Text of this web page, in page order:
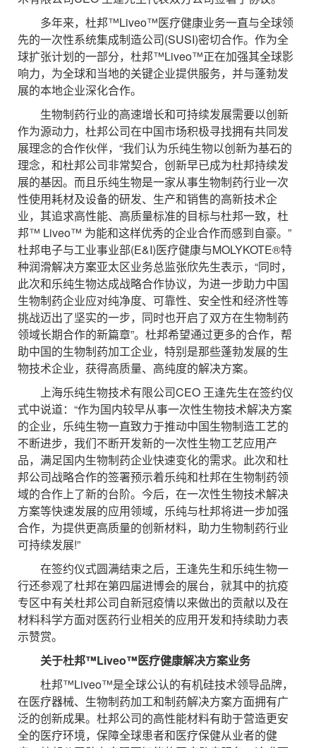
多年来，杜邦™Liveo™医疗健康业务一直与全球领
先的一次性系统集成制造公司(SUSI)密切合作。作为全
球扩张计划的一部分，杜邦™Liveo™正在加强其全球影
响力，为全球和当地的关键企业提供服务，并与蓬勃发
展的本地企业深化合作。
生物制药行业的高速增长和可持续发展需要以创新
作为源动力，杜邦公司在中国市场积极寻找拥有共同发
展理念的合作伙伴，“我们认为乐纯生物以创新为基石的
理念，和杜邦公司非常契合，创新早已成为杜邦持续发
展的基因。而且乐纯生物是一家从事生物制药行业一次
性使用耗材及设备的研发、生产和销售的高新技术企
业，其追求高性能、高质量标准的目标与杜邦一致，杜
邦™ Liveo™ 为能和这样优秀的企业合作而感到自豪。”
杜邦电子与工业事业部(E&I)医疗健康与MOLYKOTE®特
种润滑解决方案亚太区业务总监张欣先生表示，“同时，
此次和乐纯生物达成战略合作协议，为进一步助力中国
生物制药企业应对纯净度、可靠性、安全性和经济性等
挑战迈出了坚实的一步，同时也开启了双方在生物制药
领域长期合作的新篇章”。杜邦希望通过更多的合作，帮
助中国的生物制药加工企业，特别是那些蓬勃发展的生
物技术企业，获得高质量、高纯度的解决方案。
上海乐纯生物技术有限公司CEO 王逢先生在签约仪
式中说道：“作为国内较早从事一次性生物技术解决方案
的企业，乐纯生物一直致力于推动中国生物制造工艺的
不断进步，我们不断开发新的一次性生物工艺应用产
品，满足国内生物制药企业快速变化的需求。此次和杜
邦公司战略合作的签署预示着乐纯和杜邦在生物制药领
域的合作上了新的台阶。今后，在一次性生物技术解决
方案等快速发展的应用领域，乐纯与杜邦将进一步加强
合作，为提供更高质量的创新材料，助力生物制药行业
可持续发展!”
在签约仪式圆满结束之后，王逢先生和乐纯生物一
行还参观了杜邦在第四届进博会的展台，就其中的抗疫
专区中有关杜邦公司自新冠疫情以来做出的贡献以及在
材料科学方面对医药行业相关的应用开发和持续助力表
示赞赏。
关于杜邦™Liveo™医疗健康解决方案业务
杜邦™Liveo™是全球公认的有机硅技术领导品牌，
在医疗器械、生物制药加工和制药解决方案方面拥有广
泛的创新成果。杜邦公司的高性能材料有助于营造更安
全的医疗环境，保障全球患者和医疗保健从业者的健